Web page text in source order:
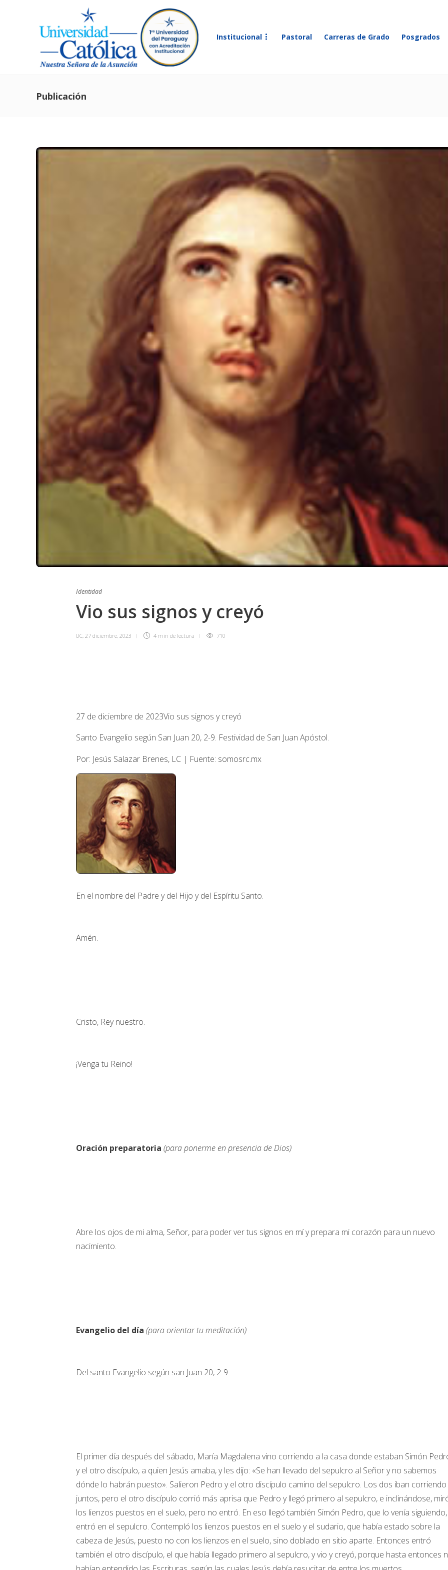
Institucional Pastoral Carreras de Grado Posgrados
Publicación
Identidad
Vio sus signos y creyó
UC, 27 diciembre, 2023 4 min de lectura 710
27 de diciembre de 2023Vio sus signos y creyó
Santo Evangelio según San Juan 20, 2-9. Festividad de San Juan Apóstol.
Por: Jesús Salazar Brenes, LC | Fuente: somosrc.mx
En el nombre del Padre y del Hijo y del Espíritu Santo.
Amén.
Cristo, Rey nuestro.
¡Venga tu Reino!
Oración preparatoria (para ponerme en presencia de Dios)
Abre los ojos de mi alma, Señor, para poder ver tus signos en mí y prepara mi corazón para un nuevo
nacimiento.
Evangelio del día (para orientar tu meditación)
Del santo Evangelio según san Juan 20, 2-9
El primer día después del sábado, María Magdalena vino corriendo a la casa donde estaban Simón
y el otro discípulo, a quien Jesús amaba, y les dijo: «Se han llevado del sepulcro al Señor y no sabemos
dónde lo habrán puesto». Salieron Pedro y el otro discípulo camino del sepulcro. Los dos iban corriendo
juntos, pero el otro discípulo corrió más aprisa que Pedro y llegó primero al sepulcro, e inclinándose,
los lienzos puestos en el suelo, pero no entró. En eso llegó también Simón Pedro, que lo venía
entró en el sepulcro. Contempló los lienzos puestos en el suelo y el sudario, que había estado sobre la
cabeza de Jesús, puesto no con los lienzos en el suelo, sino doblado en sitio aparte. Entonces entró
también el otro discípulo, el que había llegado primero al sepulcro, y vio y creyó, porque hasta entonces